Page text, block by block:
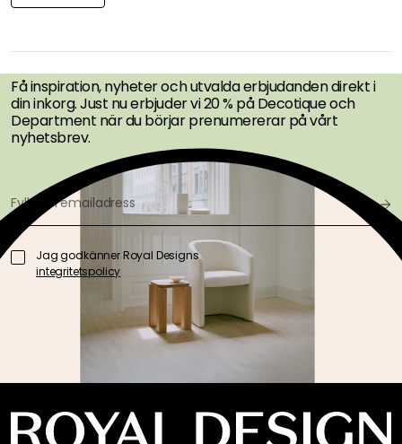
FÅ INSPIRATION &
ERBJUDANDEN FÖRST
Få inspiration, nyheter och utvalda erbjudanden direkt i
din inkorg. Just nu erbjuder vi 20 % på Decotique och
Department när du börjar prenumererar på vårt
nyhetsbrev.
Jag godkänner Royal Designs
integritetspolicy